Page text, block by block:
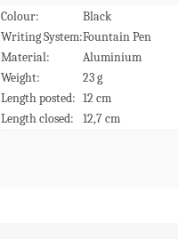
Colour:
Black
Writing System:Fountain Pen
Material:
Aluminium
Weight:
23 g
Length posted: 12 cm
Length closed:
12,7 cm